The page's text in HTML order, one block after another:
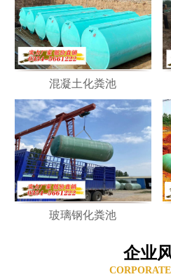
混凝土化粪池
玻璃钢化粪池
企业